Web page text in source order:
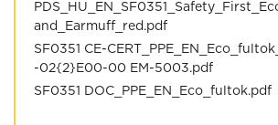
and_Earmuff_red.pdf
SF0351 CE-
-02{2}E00-00 EM-5003.pdf
SF0351 DOC_PPE_EN_Eco_fultok.pdf